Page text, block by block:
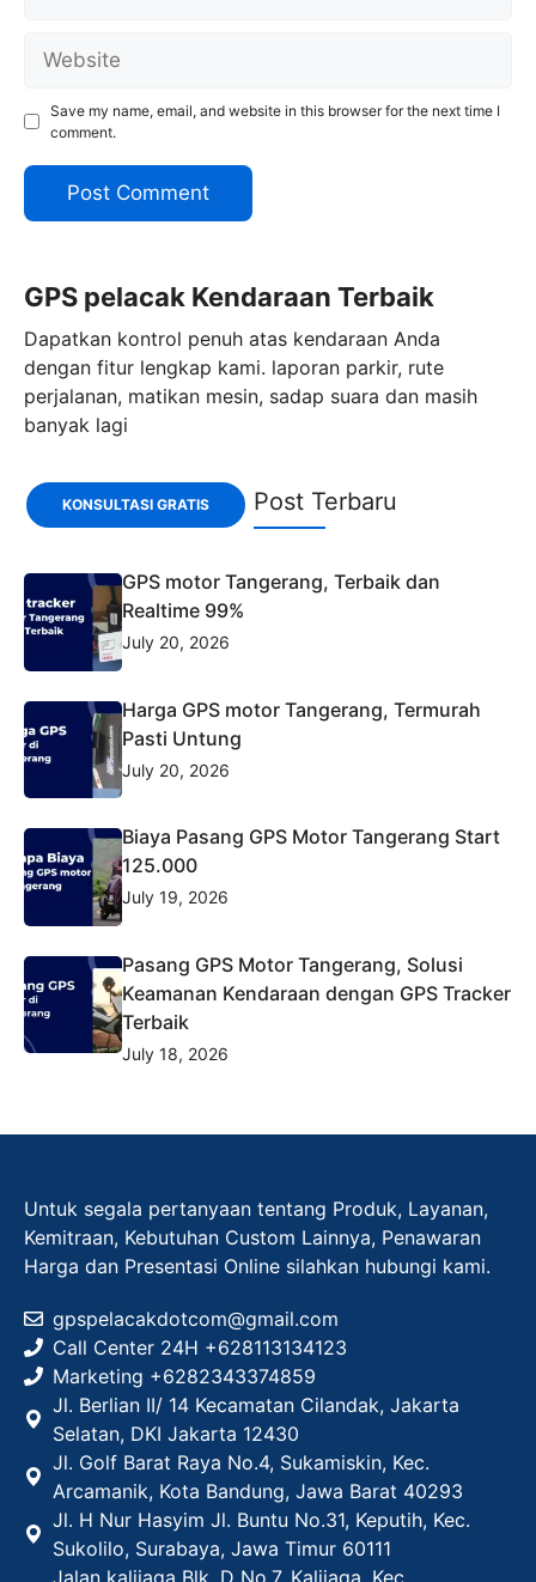
Save my name, email, and website in this browser for the next time I
comment.
GPS pelacak Kendaraan Terbaik
Dapatkan kontrol penuh atas kendaraan Anda
dengan fitur lengkap kami. laporan parkir, rute
perjalanan, matikan mesin, sadap suara dan masih
banyak lagi
KONSULTASI GRATIS Post Terbaru
GPS motor Tangerang, Terbaik dan
Realtime 99%
July 20, 2026
Harga GPS motor Tangerang, Termurah
Pasti Untung
July 20, 2026
Biaya Pasang GPS Motor Tangerang Start
125.000
July 19, 2026
Pasang GPS Motor Tangerang, Solusi
Keamanan Kendaraan dengan GPS Tracker
Terbaik
July 18, 2026
Untuk segala pertanyaan tentang Produk, Layanan,
Kemitraan, Kebutuhan Custom Lainnya, Penawaran
Harga dan Presentasi Online silahkan hubungi kami.
gpspelacakdotcom@gmail.com
Call Center 24H +628113134123
Marketing +6282343374859
Jl. Berlian II/ 14 Kecamatan Cilandak, Jakarta
Selatan, DKI Jakarta 12430
Jl. Golf Barat Raya No.4, Sukamiskin, Kec.
Arcamanik, Kota Bandung, Jawa Barat 40293
Jl. H Nur Hasyim Jl. Buntu No.31, Keputih, Kec.
Sukolilo, Surabaya, Jawa Timur 60111
Jalan kalijaga Blk. D No.7, Kalijaga, Kec.